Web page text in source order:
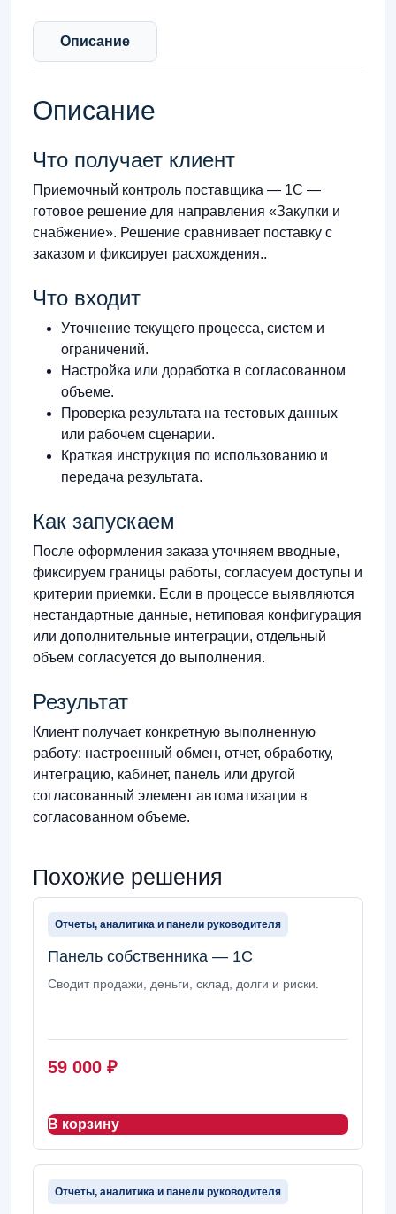
Описание
Описание
Что получает клиент
Приемочный контроль поставщика — 1С —
готовое решение для направления «Закупки и
снабжение». Решение сравнивает поставку с
заказом и фиксирует расхождения..
Что входит
Уточнение текущего процесса, систем и
ограничений.
Настройка или доработка в согласованном
объеме.
Проверка результата на тестовых данных
или рабочем сценарии.
Краткая инструкция по использованию и
передача результата.
Как запускаем
После оформления заказа уточняем вводные,
фиксируем границы работы, согласуем доступы и
критерии приемки. Если в процессе выявляются
нестандартные данные, нетиповая конфигурация
или дополнительные интеграции, отдельный
объем согласуется до выполнения.
Результат
Клиент получает конкретную выполненную
работу: настроенный обмен, отчет, обработку,
интеграцию, кабинет, панель или другой
согласованный элемент автоматизации в
согласованном объеме.
Похожие решения
Отчеты, аналитика и панели руководителя
Панель собственника — 1С
Сводит продажи, деньги, склад, долги и риски.
59 000 ₽
В корзину
Отчеты, аналитика и панели руководителя